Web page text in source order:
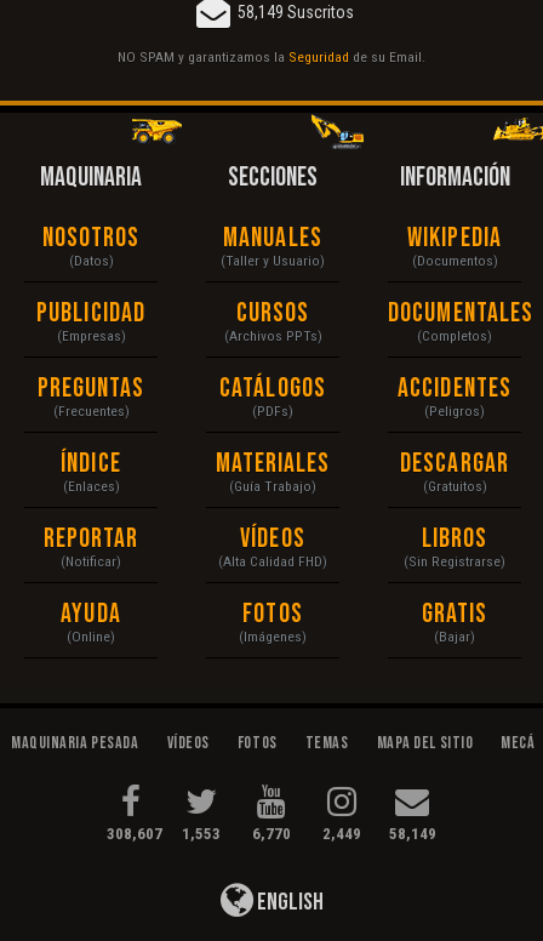
58,149 Suscritos
NO SPAM y garantizamos la Seguridad de su Email.
MAQUINARIA
Nosotros
(Datos)
Publicidad
(Empresas)
Preguntas
(Frecuentes)
Índice
(Enlaces)
Reportar
(Notificar)
Ayuda
(Online)
SECCIONES
Manuales
(Taller y Usuario)
Cursos
(Archivos PPTs)
Catálogos
(PDFs)
Materiales
(Guía Trabajo)
Vídeos
(Alta Calidad FHD)
Fotos
(Imágenes)
INFORMACIÓN
Wikipedia
(Documentos)
Documentales
(Completos)
Accidentes
(Peligros)
Descargar
(Gratuitos)
Libros
(Sin Registrarse)
Gratis
(Bajar)
Maquinaria Pesada Vídeos Fotos Temas Mapa del Sitio
308,607 1,553 6,770 2,449 58,149
English